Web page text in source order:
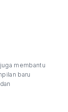
membantu
baru